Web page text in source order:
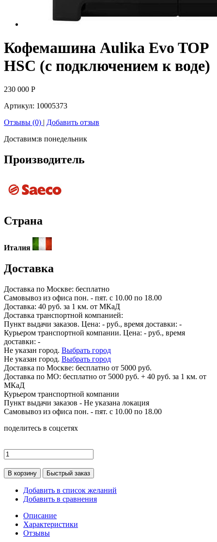
Кофемашина Aulika Evo TOP
HSC (с подключением к воде)
230 000 Р
Артикул: 10005373
Отзывы (0) | Добавить отзыв
Доставим:в понедельник
Производитель
Страна
Италия
Доставка
Доставка по Москве: бесплатно
Самовывоз из офиса пон. - пят. с 10.00 по 18.00
Доставка: 40 руб. за 1 км. от МКаД
Доставка транспортной компанией:
Пункт выдачи заказов. Цена: - руб., время доставки: -
Курьером транспортной компании. Цена: - руб., время
доставки: -
Не указан город. Выбрать город
Не указан город. Выбрать город
Доставка по Москве: бесплатно от 5000 руб.
Доставка по МО: бесплатно от 5000 руб. + 40 руб. за 1 км. от
МКаД
Курьером транспортной компании
Пункт выдачи заказов - Не указана локация
Самовывоз из офиса пон. - пят. с 10.00 по 18.00
поделитесь в соцсетях
В корзину Быстрый заказ
Добавить в список желаний
Добавить в сравнения
Описание
Характеристики
Отзывы